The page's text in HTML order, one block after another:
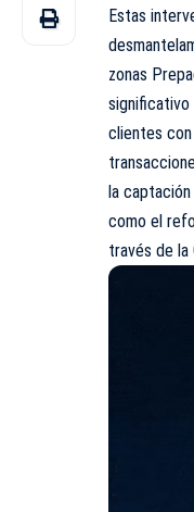
Estas
zonas
significativo
clientes
la
como el
través de la